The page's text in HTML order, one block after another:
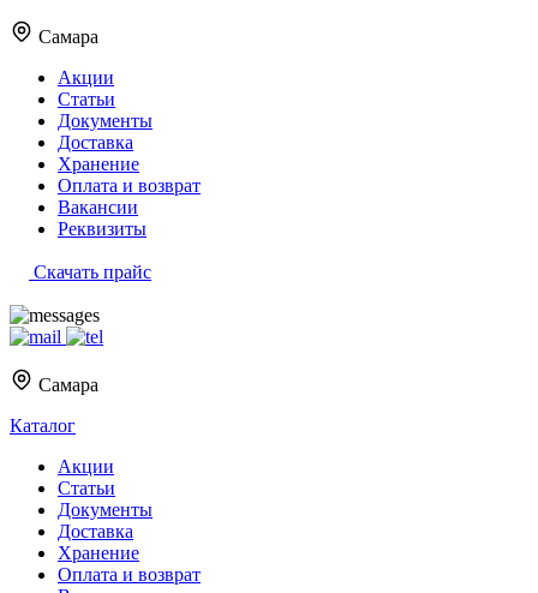
Самара
Акции
Статьи
Документы
Доставка
Хранение
Оплата и возврат
Вакансии
Реквизиты
Скачать прайс
Самара
Каталог
Акции
Статьи
Документы
Доставка
Хранение
Оплата и возврат